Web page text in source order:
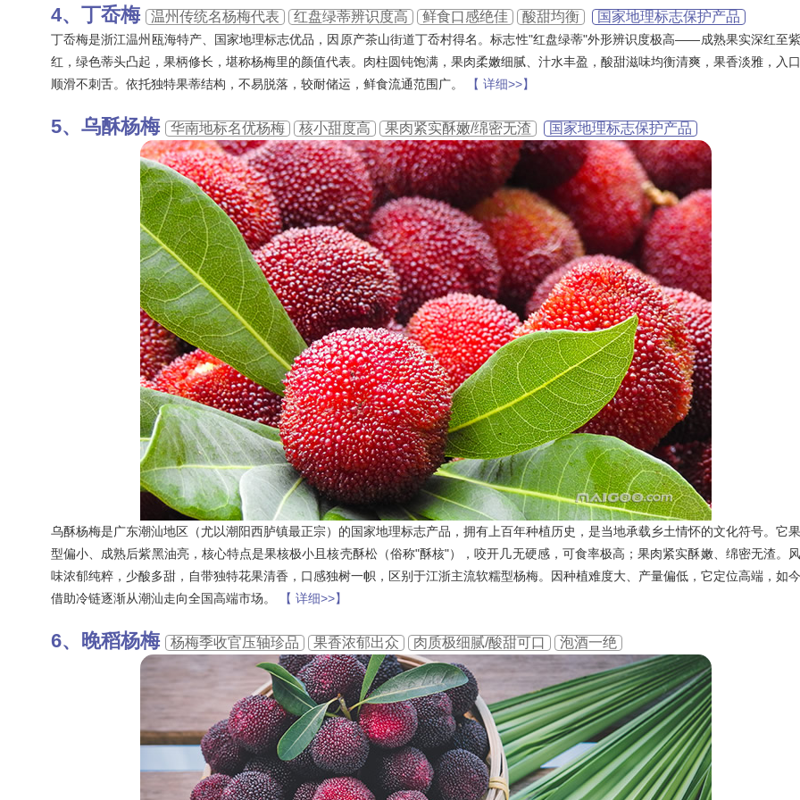
丁岙梅 温州传统名杨梅代表 红盘绿蒂辨识度高 鲜食口感绝佳 酸甜均衡 国家地理标志保护产品
丁岙梅是浙江温州瓯海特产、国家地理标志优品，因原产茶山街道丁岙村得名。标志性"红盘绿蒂"外形辨识度极高——成熟果实深红至紫
红，绿色蒂头凸起，果柄修长，堪称杨梅里的颜值代表。肉柱圆钝饱满，果肉柔嫩细腻、汁水丰盈，酸甜滋味均衡清爽，果香淡雅，入口
顺滑不刺舌。依托独特果蒂结构，不易脱落，较耐储运，鲜食流通范围广。
【 详细>>】
乌酥杨梅 华南地标名优杨梅 核小甜度高 果肉紧实酥嫩/绵密无渣 国家地理标志保护产品
乌酥杨梅是广东潮汕地区（尤以潮阳西胪镇最正宗）的国家地理标志产品，拥有上百年种植历史，是当地承载乡土情怀的文化符号。它果
型偏小、成熟后紫黑油亮，核心特点是果核极小且核壳酥松（俗称"酥核"），咬开几无硬感，可食率极高；果肉紧实酥嫩、绵密无渣。风
味浓郁纯粹，少酸多甜，自带独特花果清香，口感独树一帜，区别于江浙主流软糯型杨梅。因种植难度大、产量偏低，它定位高端，如今
借助冷链逐渐从潮汕走向全国高端市场。
【 详细>>】
晚稻杨梅 杨梅季收官压轴珍品 果香浓郁出众 肉质极细腻/酸甜可口 泡酒一绝